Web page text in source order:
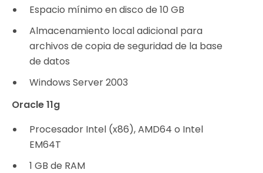
Espacio mínimo en disco de 10 GB
Almacenamiento local adicional para
archivos de copia de seguridad de la base
de datos
Windows Server 2003
Oracle 11g
Procesador Intel (x86), AMD64 o Intel
EM64T
1 GB de RAM